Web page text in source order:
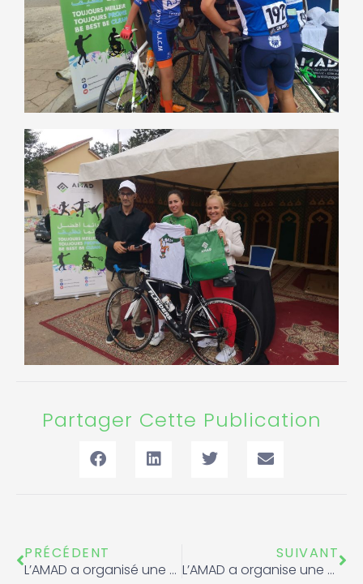
Partager Cette Publication
Précédent
PRÉCÉDENT
L’AMAD a organisé une séance d’ éducation au profit de l’équipe marocaine de paravolley
SUIVANT
L’AMAD a organise une séance de sensibilisation à l’occasion du Championnat National de Judo